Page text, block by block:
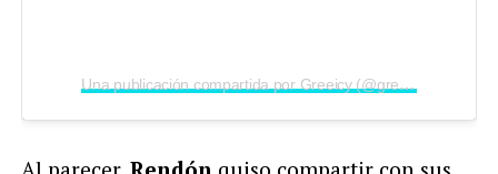
Una publicación compartida por Greeicy (@greeicy)